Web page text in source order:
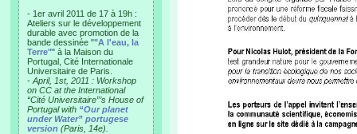
- 1er avril 2011 de 17 à 19h :
Ateliers sur le développement
durable avec promotion de la
bande dessinée ""A l'eau, la
Terre"" à la Maison du
Portugal, Cité Internationale
Universitaire de Paris.
- April, 1st, 2011 : Workshop
on CC at the International
“Cité Universitaire”’s House of
Portugal with “Our planet
under Water” portugese
version (Paris, 14e).